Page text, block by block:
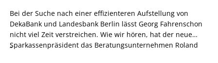
Bei der Suche nach einer effizienteren Aufstellung von
DekaBank und Landesbank Berlin lässt Georg Fahrenschon
nicht viel Zeit verstreichen. Wie wir hören, hat der neue
Sparkassenpräsident das Beratungsunternehmen Roland
„